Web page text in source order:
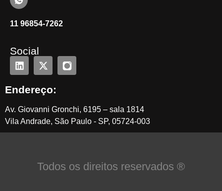
11 96854-7262
Social
Endereço:
Av. Giovanni Gronchi, 6195 – sala 1814
Vila Andrade, São Paulo - SP, 05724-003
Todos os direitos reservados ®